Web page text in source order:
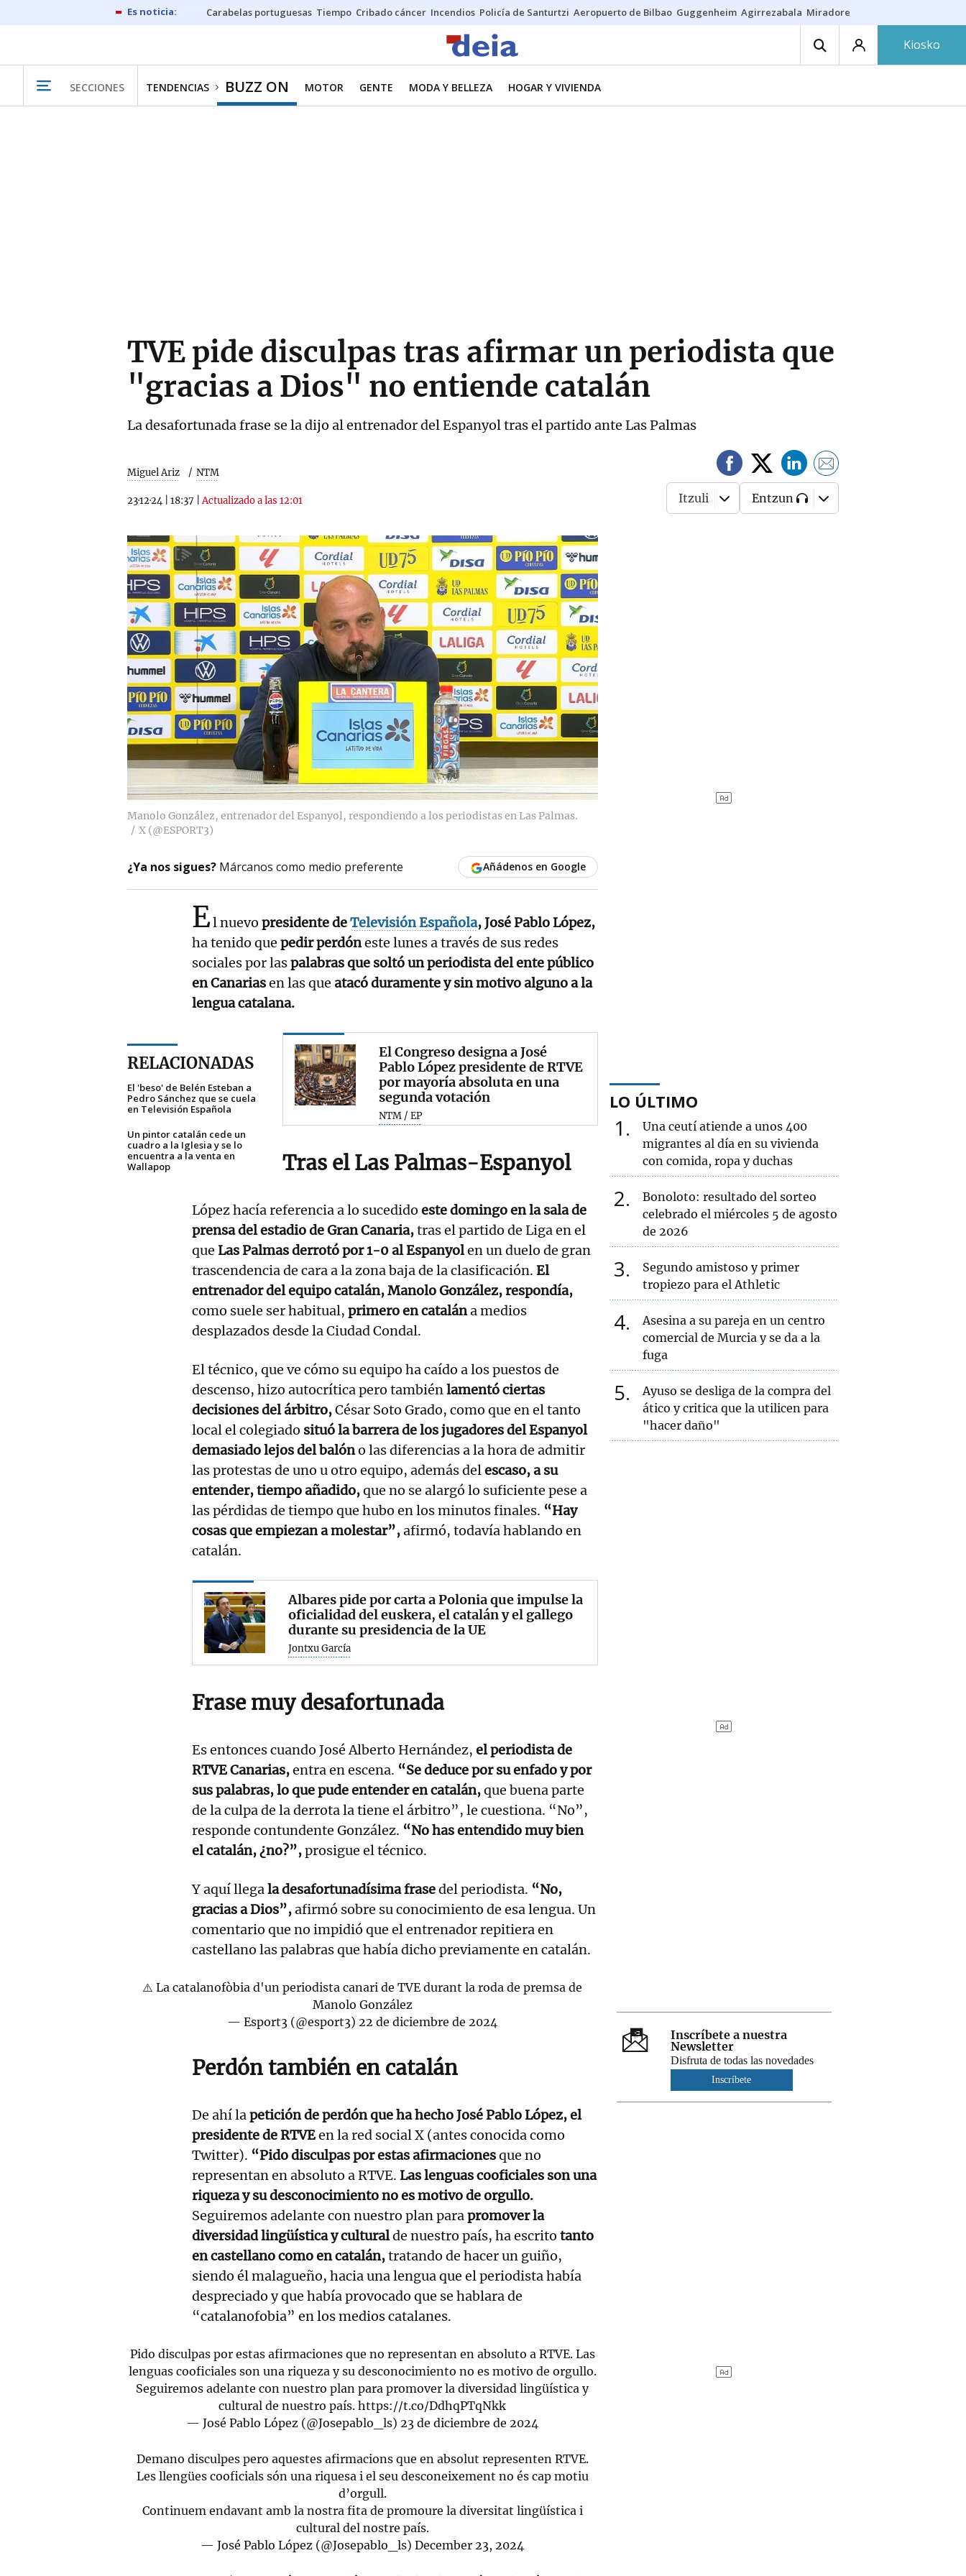
Carabelas portuguesas Tiempo Cribado cáncer Incendios Policía de Santurtzi Aeropuerto de Bilbao Guggenheim Agirrezabala Miradores en Bilbao
Kiosko
SECCIONES TENDENCIAS BUZZ ON MOTOR GENTE MODA Y BELLEZA HOGAR Y VIVIENDA
TVE pide disculpas tras afirmar un periodista que
"gracias a Dios" no entiende catalán
La desafortunada frase se la dijo al entrenador del Espanyol tras el partido ante Las Palmas
Miguel Ariz NTM
23·12·24 18:37 |Actualizado a las 12:01 Itzuli Entzun
Manolo González, entrenador del Espanyol, respondiendo a los periodistas en Las Palmas.
X (@ESPORT3)
¿Ya nos sigues? Márcanos como medio preferente Añádenos en Google
El nuevo presidente deTelevisión Española, José Pablo López,
ha tenido que pedir perdóneste lunes a través de sus redes
sociales por laspalabras que soltó un periodista del ente público
en Canariasen las que atacó duramente y sin motivo alguno a la
lengua catalana.
RELACIONADAS
El 'beso' de Belén Esteban a
Pedro Sánchez que se cuela
en Televisión Española
Un pintor catalán cede un
cuadro a la Iglesia y se lo
encuentra a la venta en
Wallapop
El Congreso designa a José
Pablo López presidente de RTVE
por mayoría absoluta en una
segunda votación
NTM / EP
Tras el Las Palmas-Espanyol
López hacía referencia a lo sucedido este domingo en la sala de
prensa del estadio de Gran Canaria,tras el partido de Liga en el
que Las Palmas derrotó por 1-0 al Espanyolen un duelo de gran
trascendencia de cara a la zona baja de la clasificación. El
entrenador del equipo catalán, Manolo González, respondía,
como suele ser habitual, primero en catalána medios
desplazados desde la Ciudad Condal.
El técnico, que ve cómo su equipo ha caído a los puestos de
descenso, hizo autocrítica pero tambiénlamentó ciertas
decisiones del árbitro,César Soto Grado, como que en el tanto
local el colegiado situó la barrera de los jugadores del Espanyol
demasiado lejos del balóno las diferencias a la hora de admitir
las protestas de uno u otro equipo, además delescaso, a su
entender, tiempo añadido,que no se alargó lo suficiente pese a
las pérdidas de tiempo que hubo en los minutos finales. “Hay
cosas que empiezan a molestar”,afirmó, todavía hablando en
catalán.
Albares pide por carta a Polonia que impulse la
oficialidad del euskera, el catalán y el gallego
durante su presidencia de la UE
Jontxu García
Frase muy desafortunada
Es entonces cuando José Alberto Hernández, el periodista de
RTVE Canarias,entra en escena. “Se deduce por su enfado y por
sus palabras, lo que pude entender en catalán,que buena parte
de la culpa de la derrota la tiene el árbitro”, le cuestiona. “No”,
responde contundente González. “No has entendido muy bien
el catalán, ¿no?”,prosigue el técnico.
Y aquí llegala desafortunadísima frasedel periodista. “No,
gracias a Dios”,afirmó sobre su conocimiento de esa lengua. Un
comentario que no impidió que el entrenador repitiera en
castellano las palabras que había dicho previamente en catalán.
⚠️ La catalanofòbia d'un periodista canari de TVE durant la roda de premsa de
Manolo González
— Esport3 (@esport3) 22 de diciembre de 2024
Perdón también en catalán
De ahí lapetición de perdón que ha hecho José Pablo López, el
presidente de RTVEen la red social X (antes conocida como
Twitter). “Pido disculpas por estas afirmacionesque no
representan en absoluto a RTVE. Las lenguas cooficiales son una
riqueza y su desconocimiento no es motivo de orgullo.
Seguiremos adelante con nuestro plan parapromover la
diversidad lingüística y culturalde nuestro país, ha escrito tanto
en castellano como en catalán,tratando de hacer un guiño,
siendo él malagueño, hacia una lengua que el periodista había
despreciado y que había provocado que se hablara de
“catalanofobia” en los medios catalanes.
Pido disculpas por estas afirmaciones que no representan en absoluto a RTVE. Las
lenguas cooficiales son una riqueza y su desconocimiento no es motivo de orgullo.
Seguiremos adelante con nuestro plan para promover la diversidad lingüística y
cultural de nuestro país.https://t.co/DdhqPTqNkk
— José Pablo López (@Josepablo_ls) 23 de diciembre de 2024
Demano disculpes pero aquestes afirmacions que en absolut representen RTVE.
Les llengües cooficials són una riquesa i el seu desconeixement no és cap motiu
d’orgull.
Continuem endavant amb la nostra fita de promoure la diversitat lingüística i
cultural del nostre país.
— José Pablo López (@Josepablo_ls)December 23, 2024
LO ÚLTIMO
1
Una ceutí atiende a unos 400
migrantes al día en su vivienda
con comida, ropa y duchas
2
Bonoloto: resultado del sorteo
celebrado el miércoles 5 de agosto
de 2026
3
Segundo amistoso y primer
tropiezo para el Athletic
4
Asesina a su pareja en un centro
comercial de Murcia y se da a la
fuga
5
Ayuso se desliga de la compra del
ático y critica que la utilicen para
"hacer daño"
Inscríbete a nuestra
Newsletter
Disfruta de todas las novedades
Inscríbete